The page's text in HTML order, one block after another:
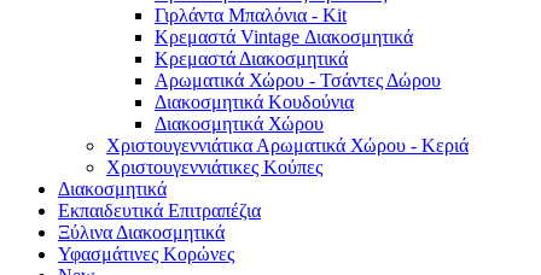
Γιρλάντα Μπαλόνια - Kit
Κρεμαστά Vintage Διακοσμητικά
Κρεμαστά Διακοσμητικά
Αρωματικά Χώρου - Τσάντες Δώρου
Διακοσμητικά Κουδούνια
Διακοσμητικά Χώρου
Χριστουγεννιάτικα Αρωματικά Χώρου - Κεριά
Χριστουγεννιάτικες Κούπες
Διακοσμητικά
Εκπαιδευτικά Επιτραπέζια
Ξύλινα Διακοσμητικά
Υφασμάτινες Κορώνες